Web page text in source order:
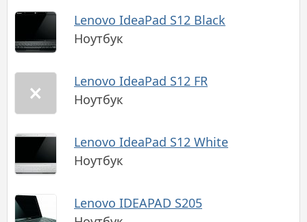
Lenovo IdeaPad S12 Black
Ноутбук
Lenovo IdeaPad S12 FR
Ноутбук
Lenovo IdeaPad S12 White
Ноутбук
Lenovo IDEAPAD S205